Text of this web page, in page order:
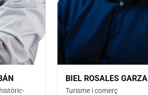
BIEL ROSALES GARZA
Turisme i comerç